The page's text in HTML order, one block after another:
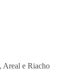
Areal e Riacho